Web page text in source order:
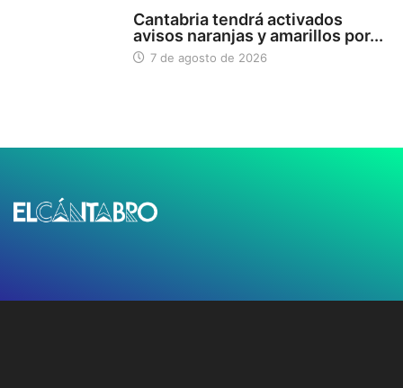
Cantabria tendrá activados
avisos naranjas y amarillos por...
7 de agosto de 2026